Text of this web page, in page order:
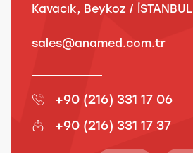
Kavacık, Beykoz / İSTANBUL
sales@anamed.com.tr
+90 (216) 331 17 06
+90 (216) 331 17 37